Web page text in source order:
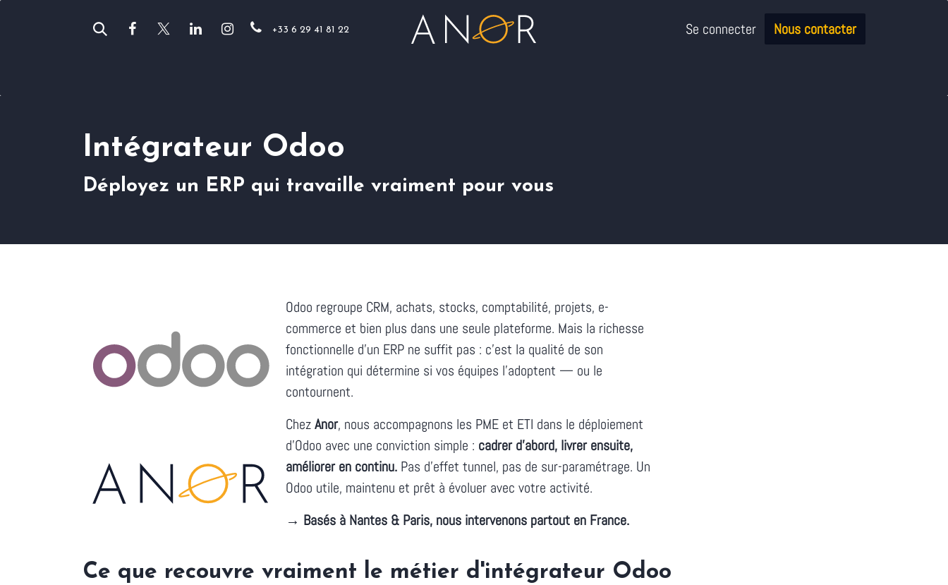
+33 6 29 41 81 22 Se connecter Nous contacter
Intégrateur Odoo
Déployez un ERP qui travaille vraiment pour vous
Odoo regroupe CRM, achats, stocks, comptabilité, projets, e-
commerce et bien plus dans une seule plateforme. Mais la richesse
fonctionnelle d'un ERP ne suffit pas : c'est la qualité de son
intégration qui détermine si vos équipes l'adoptent — ou le
contournent.
ChezAnor, nous accompagnons les PME et ETI dans le déploiement
d'Odoo avec une conviction simple : cadrer d'abord, livrer ensuite,
améliorer en continu.Pas d'effet tunnel, pas de sur-paramétrage. Un
Odoo utile, maintenu et prêt à évoluer avec votre activité.
→ Basés à Nantes & Paris, nous intervenons partout en France.
Ce que recouvre vraiment le métier d'intégrateur Odoo